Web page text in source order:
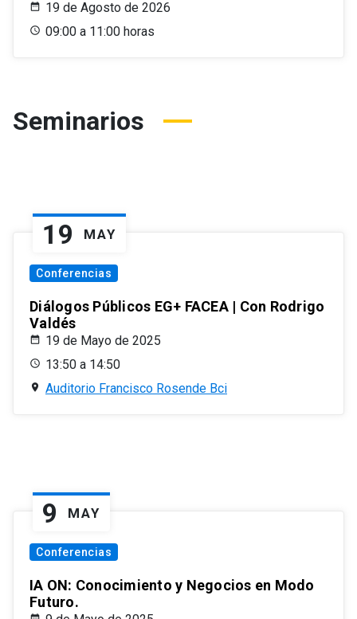
19 de Agosto de 2026
09:00 a 11:00 horas
Seminarios
19 MAY
Conferencias
Diálogos Públicos EG+ FACEA | Con Rodrigo
Valdés
19 de Mayo de 2025
13:50 a 14:50
Auditorio Francisco Rosende Bci
9 MAY
Conferencias
IA ON: Conocimiento y Negocios en Modo
Futuro.